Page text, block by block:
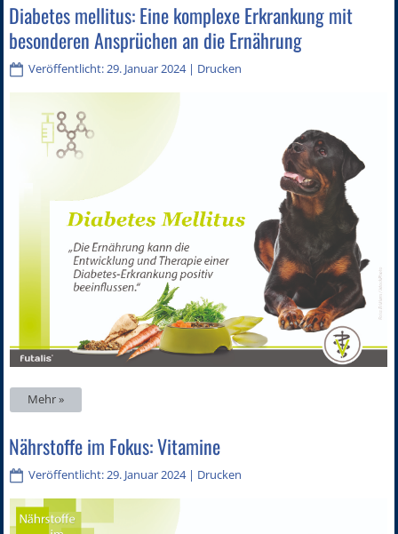
Diabetes mellitus: Eine komplexe Erkrankung mit
besonderen Ansprüchen an die Ernährung
Veröffentlicht: 29. Januar 2024| Drucken
Mehr »
Nährstoffe im Fokus: Vitamine
Veröffentlicht: 29. Januar 2024| Drucken